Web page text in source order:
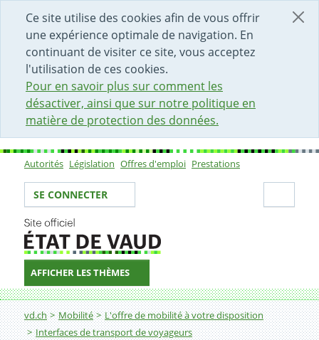
Ce site utilise des cookies afin de vous offrir
une expérience optimale de navigation. En
continuant de visiter ce site, vous acceptez
l'utilisation de ces cookies.
Pour en savoir plus sur comment les
désactiver, ainsi que sur notre politique en
matière de protection des données.
DÉBUT DU CONTENU DE LA PAGE
ACCÈS AU CHAMP DE RECHERCHE
PAGE D'ACCUEIL
FORMULAIRE DE CONTACT
Sous-navigation
Autorités Législation Offres d'emploi Prestations
Votre identité
SE CONNECTER
AFFICHER LES THÈMES
Fil d'Ariane
vd.ch Mobilité
L'offre de mobilité à votre disposition
Interfaces de transport de voyageurs
Encourager la marche et le vélo